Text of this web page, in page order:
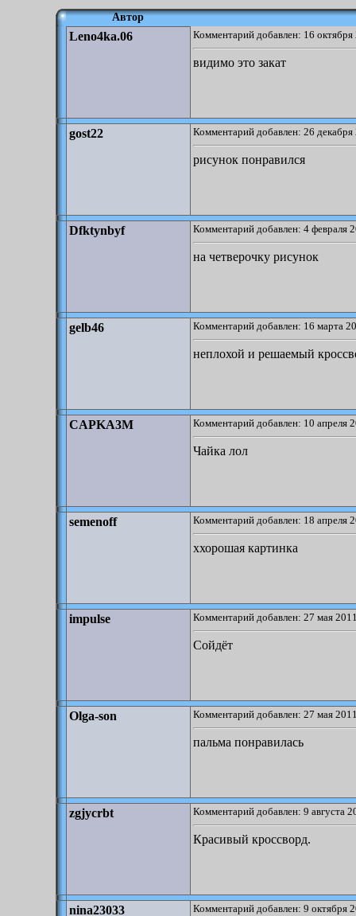
Автор
Leno4ka.06 Комментарий добавлен: 16
видимо это закат
gost22 Комментарий добавлен: 26
рисунок понравился
Dfktynbyf Комментарий добавлен: 4 февраля
на четверочку рисунок
gelb46 Комментарий добавлен: 16 марта
неплохой и решаемый
CAPKA3M Комментарий добавлен: 10 апреля
Чайка лол
semenoff Комментарий добавлен: 18 апреля
ххорошая картинка
impulse Комментарий добавлен: 27 мая
Сойдёт
Olga-son Комментарий добавлен: 27 мая
пальма понравилась
zgjycrbt Комментарий добавлен: 9 августа
Красивый кроссворд.
nina23033 Комментарий добавлен: 9 октября